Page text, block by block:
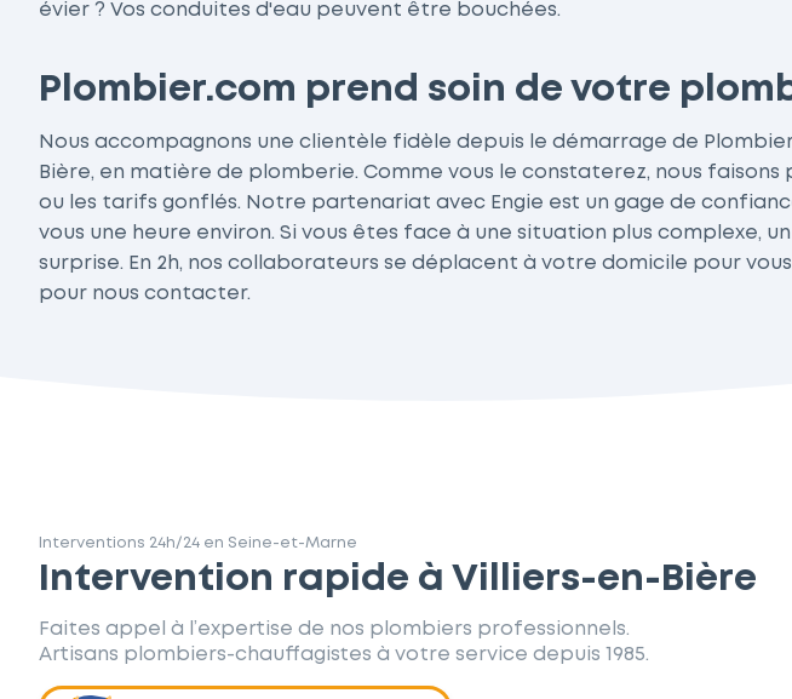
évier ? Vos conduites d'eau peuvent être bouchées.
Plombier.com prend soin de votre
Nous accompagnons une clientèle fidèle depuis le démarrage de
Bière, en matière de plomberie. Comme vous le constaterez, nous
ou les tarifs gonflés. Notre partenariat avec Engie est un gage de
vous une heure environ. Si vous êtes face à une situation plus complexe,
surprise. En 2h, nos collaborateurs se déplacent à votre domicile pour
pour nous contacter.
Interventions 24h/24 en Seine-et-Marne
Intervention rapide à Villiers-en-Bière
Faites appel à l’expertise de nos plombiers professionnels.
Artisans plombiers-chauffagistes à votre service depuis 1985.